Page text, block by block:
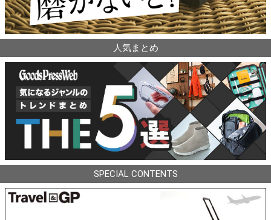
人気まとめ
SPECIAL CONTENTS